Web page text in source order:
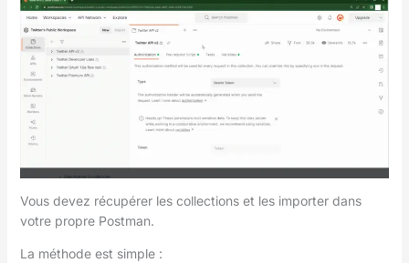
Vous devez récupérer les collections et les importer dans
votre propre Postman.
La méthode est simple :